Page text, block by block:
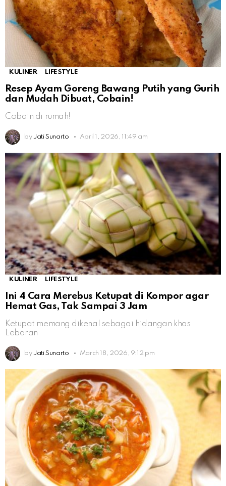
KULINER LIFESTYLE
Resep Ayam Goreng Bawang Putih yang Gurih
dan Mudah Dibuat, Cobain!
Cobain di rumah!
by Jati Sunarto April 1, 2026, 11:49 am
KULINER LIFESTYLE
Ini 4 Cara Merebus Ketupat di Kompor agar
Hemat Gas, Tak Sampai 3 Jam
Ketupat memang dikenal sebagai hidangan khas
Lebaran
by Jati Sunarto March 18, 2026, 9:12 pm